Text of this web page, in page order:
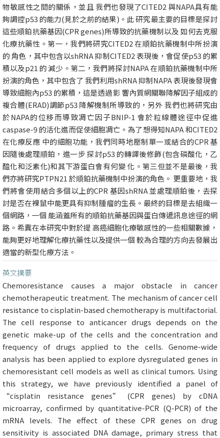
物敏感性之間的關係，並且 我們也發現了CITED2 與NAPA具有能
夠調控p53 的能力(見於之前的結果)。此 研究最主要的目標是探討
這些順鉑抗藥基因(CPR genes)所導致的抗藥機制以及 如何去克服
化療抗藥性。第一，我們將研究CITED2 在順鉑抗藥機制中所扮演
的 角色，其中包含以shRNA 抑制CITED2 表現後，會促使p53 的累
積以及p21 的 減少。第二，我們將探討NAPA 在順鉑抗藥機制中所
扮演的角色，其中包含了 我們利用shRNA 抑制NAPA 表現後發現會
導致細胞內p53 的累積，這是透過影 響內質網關聯降解因子組成的
複合體(ERAD)調節p53 降解機制所導致的，另外 我們也將研究由
於NAPA的位移而導致凋亡因子BNIP-1 會於粒線體途徑中促進
caspase-9 的活化進而促使細胞凋亡。為了想得知NAPA 和CITED2
在化療反應 中的細胞功能，我們同時地壓制單一或結合的CPR 基
因隨後處理順鉑，進一步 探討p53 的轉譯後修飾(包含磷酸化，乙
醯化和泛素化)和其下游蛋白會有何變 化。第三但並不是最後，我
們亦將研究PTPN21 於順鉑抗藥機制中扮演的角色。 更重要地，我
們將會使用結合多個以上的CPR 基因shRNA 並處理順鉑後，去探
討是否在裸鼠中能更具有抑制腫瘤的生長。最終的目標是去組織一
個網路，一個 能涵蓋所有的順鉑抗藥基因與蛋白傳遞訊息途徑的網
路。希冀在本研究中對於提 高癌細胞化療敏感性的一些相關數據，
能夠更好地理解化療抗藥性以及提供一個 較為合理的方向去發展出
適當的新型化療方法。
英文摘要
Chemoresistance causes a major obstacle in cancer
chemotherapeutic treatment. The mechanism of cancer cell
resistance to cisplatin-based chemotherapy is multifactorial.
The cell response to anticancer drugs depends on the
genetic make-up of the cells and the concentration and
frequency of drugs applied to the cells. Genome-wide
analysis has been applied to explore dysregulated genes in
chemoresistant cell models as well as clinical tumors. Using
this strategy, we have previously identified a panel of
“cisplatin resistance genes” (CPR genes) by cDNA
microarray, confirmed by quantitative-PCR (Q-PCR) of the
mRNA levels. The effect of these CPR genes on drug
sensitivity is associated DNA damage, primary stress that